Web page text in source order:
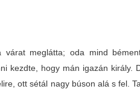
meglátta; oda mind
kezdte, hogy mán igazán király.
ott sétál nagy búson alá s fel.